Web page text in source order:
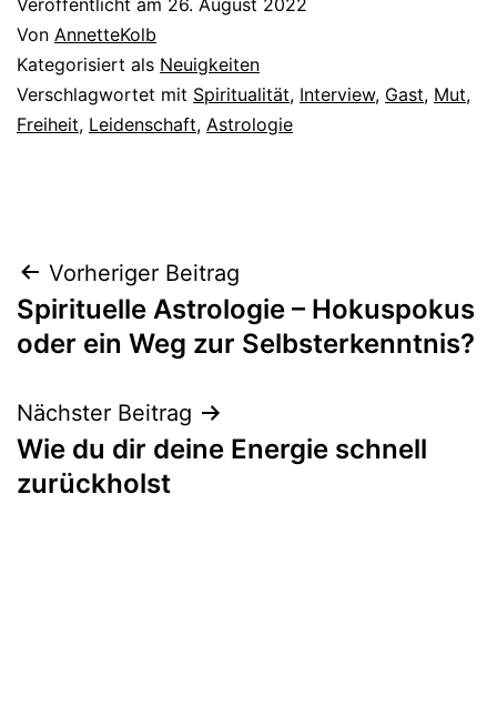
Von AnnetteKolb
Kategorisiert als Neuigkeiten
Verschlagwortet mit Spiritualität, Interview, Gast, Mut,
Freiheit, Leidenschaft, Astrologie
Beitragsnavigation
Vorheriger Beitrag
Spirituelle Astrologie – Hokuspokus
oder ein Weg zur Selbsterkenntnis?
Nächster Beitrag
Wie du dir deine Energie schnell
zurückholst